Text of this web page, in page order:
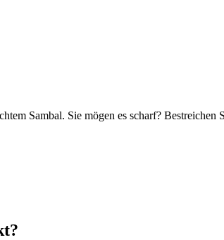
Sambal. Sie mögen es scharf?